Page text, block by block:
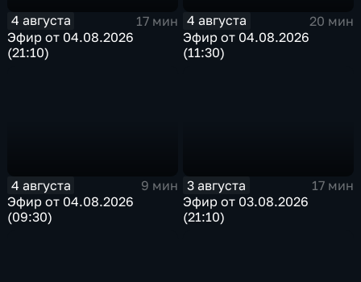
4 августа
17 мин
Эфир от 04.08.2026
(21:10)
4 августа
20 мин
Эфир от 04.08.2026
(11:30)
4 августа
9 мин
Эфир от 04.08.2026
(09:30)
3 августа
17 мин
Эфир от 03.08.2026
(21:10)